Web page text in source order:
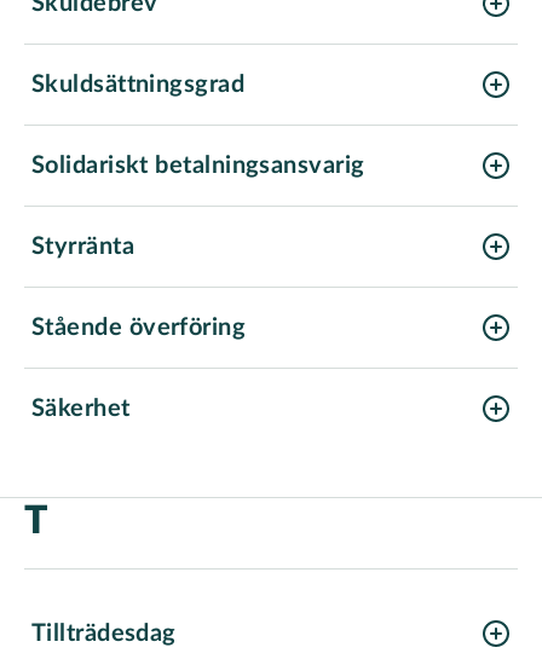
Skuldsättningsgrad
Solidariskt betalningsansvarig
Styrränta
Stående överföring
Säkerhet
T
Tillträdesdag